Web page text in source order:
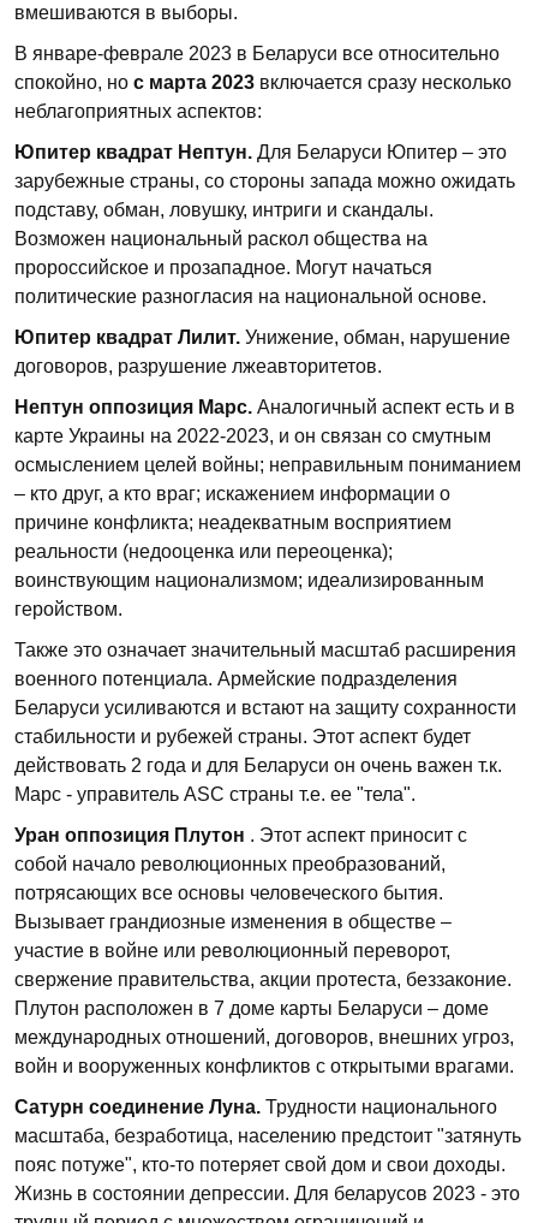
вмешиваются в выборы.
В январе-феврале 2023 в Беларуси все относительно
спокойно, но с марта 2023 включается сразу несколько
неблагоприятных аспектов:
Юпитер квадрат Нептун. Для Беларуси Юпитер – это
зарубежные страны, со стороны запада можно ожидать
подставу, обман, ловушку, интриги и скандалы.
Возможен национальный раскол общества на
пророссийское и прозападное. Могут начаться
политические разногласия на национальной основе.
Юпитер квадрат Лилит. Унижение, обман, нарушение
договоров, разрушение лжеавторитетов.
Нептун оппозиция Марс. Аналогичный аспект есть и в
карте Украины на 2022-2023, и он связан со смутным
осмыслением целей войны; неправильным пониманием
– кто друг, а кто враг; искажением информации о
причине конфликта; неадекватным восприятием
реальности (недооценка или переоценка);
воинствующим национализмом; идеализированным
геройством.
Также это означает значительный масштаб расширения
военного потенциала. Армейские подразделения
Беларуси усиливаются и встают на защиту сохранности
стабильности и рубежей страны. Этот аспект будет
действовать 2 года и для Беларуси он очень важен т.к.
Марс - управитель ASC страны т.е. ее "тела".
Уран оппозиция Плутон . Этот аспект приносит с
собой начало революционных преобразований,
потрясающих все основы человеческого бытия.
Вызывает грандиозные изменения в обществе –
участие в войне или революционный переворот,
свержение правительства, акции протеста, беззаконие.
Плутон расположен в 7 доме карты Беларуси – доме
международных отношений, договоров, внешних угроз,
войн и вооруженных конфликтов с открытыми врагами.
Сатурн соединение Луна. Трудности национального
масштаба, безработица, населению предстоит "затянуть
пояс потуже", кто-то потеряет свой дом и свои доходы.
Жизнь в состоянии депрессии. Для беларусов 2023 - это